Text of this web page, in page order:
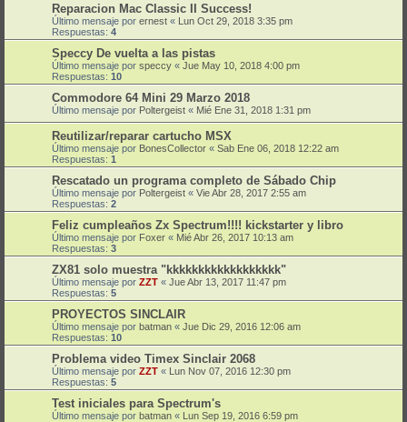
Reparacion Mac Classic II Success!
Último mensaje por ernest « Lun Oct 29, 2018 3:35 pm
Respuestas: 4
Speccy De vuelta a las pistas
Último mensaje por speccy « Jue May 10, 2018 4:00 pm
Respuestas: 10
Commodore 64 Mini 29 Marzo 2018
Último mensaje por Poltergeist « Mié Ene 31, 2018 1:31 pm
Reutilizar/reparar cartucho MSX
Último mensaje por BonesCollector « Sab Ene 06, 2018 12:22 am
Respuestas: 1
Rescatado un programa completo de Sábado Chip
Último mensaje por Poltergeist « Vie Abr 28, 2017 2:55 am
Respuestas: 2
Feliz cumpleaños Zx Spectrum!!!! kickstarter y libro
Último mensaje por Foxer « Mié Abr 26, 2017 10:13 am
Respuestas: 3
ZX81 solo muestra "kkkkkkkkkkkkkkkkkk"
Último mensaje por ZZT « Jue Abr 13, 2017 11:47 pm
Respuestas: 5
PROYECTOS SINCLAIR
Último mensaje por batman « Jue Dic 29, 2016 12:06 am
Respuestas: 10
Problema video Timex Sinclair 2068
Último mensaje por ZZT « Lun Nov 07, 2016 12:30 pm
Respuestas: 5
Test iniciales para Spectrum's
Último mensaje por batman « Lun Sep 19, 2016 6:59 pm